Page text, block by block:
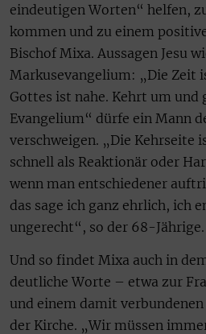
eindeutigen Worten“ helfen,
kommen und zu einem
Bischof Mixa. Aussagen Jesu
Markusevangelium: „Die Zeit
Gottes ist nahe. Kehrt um und
Evangelium“ dürfe ein Mann
verschweigen. „Die Kehrseite
schnell als Reaktionär oder
wenn man entschiedener
das sage ich ganz ehrlich, ich
ungerecht“, so der 68-Jährige.
Und so findet Mixa auch in
deutliche Worte – etwa zur
und einem damit
der Kirche. „Wir müssen